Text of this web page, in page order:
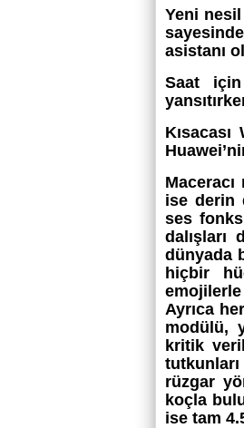
Yeni
asistanı
Saat
ise derin
ses
dalışları
dünyada
hiçbir
Ayrıca
modülü,
kritik
rüzgar
koçla
ise tam